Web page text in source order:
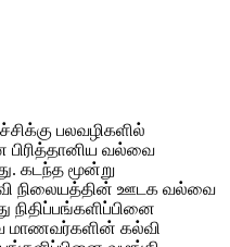
பலவழிகளில்
பிரித்தானிய வல்வை
கடந்த மூன்று
நிலையத்தின் ஊடக வல்வை
மாணவர்களின் கல்வி